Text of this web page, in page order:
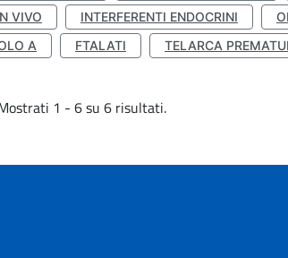
VIVO
INTERFERENTI ENDOCRINI
A
FTALATI TELARCA
1 - 6 su 6 risultati.